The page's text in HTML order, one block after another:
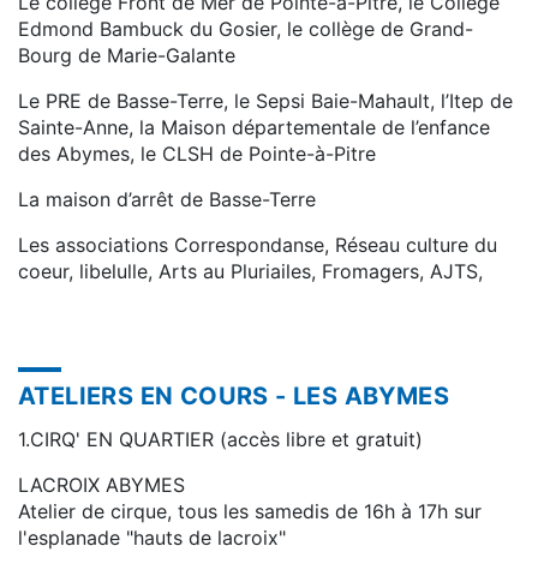
Edmond Bambuck du Gosier, le collège de Grand-
Bourg de Marie-Galante
Le PRE de Basse-Terre, le Sepsi Baie-Mahault, l’Itep de
Sainte-Anne, la Maison départementale de l’enfance
des Abymes, le CLSH de Pointe-à-Pitre
La maison d’arrêt de Basse-Terre
Les associations Correspondanse, Réseau culture du
coeur, libelulle, Arts au Pluriailes, Fromagers, AJTS,
ATELIERS EN COURS - LES ABYMES
1.CIRQ' EN QUARTIER (accès libre et gratuit)
LACROIX ABYMES
Atelier de cirque, tous les samedis de 16h à 17h sur
l'esplanade "hauts de lacroix"